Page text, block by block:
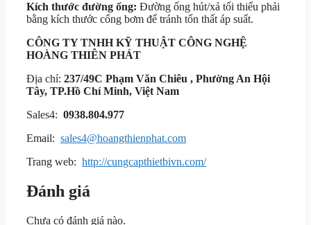
Kích thước đường ống: Đường ống hút/xả tối thiểu phải
bằng kích thước cổng bơm để tránh tổn thất áp suất.
CÔNG TY TNHH KỸ THUẬT CÔNG NGHỆ
HOÀNG THIÊN PHÁT
Địa chỉ: 237/49C Phạm Văn Chiêu , Phường An Hội
Tây, TP.Hồ Chí Minh, Việt Nam
Sales4: 0938.804.977
Email: sales4@hoangthienphat.com
Trang web: http://cungcapthietbivn.com/
Đánh giá
Chưa có đánh giá nào.